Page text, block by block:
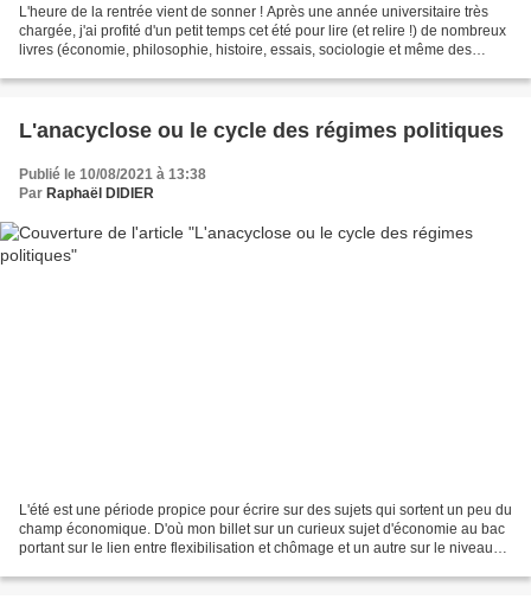
L'heure de la rentrée vient de sonner ! Après une année universitaire très
chargée, j'ai profité d'un petit temps cet été pour lire (et relire !) de nombreux
livres (économie, philosophie, histoire, essais, sociologie et même des
L'anacyclose ou le cycle des régimes politiques
Publié le 10/08/2021 à 13:38
Par Raphaël DIDIER
L'été est une période propice pour écrire sur des sujets qui sortent un peu du
champ économique. D'où mon billet sur un curieux sujet d'économie au bac
portant sur le lien entre flexibilisation et chômage et un autre sur le niveau